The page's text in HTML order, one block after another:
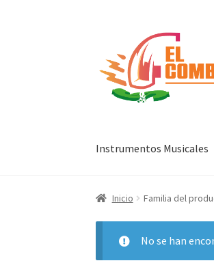
Instrumentos Musicales
Inicio Familia del
No se han